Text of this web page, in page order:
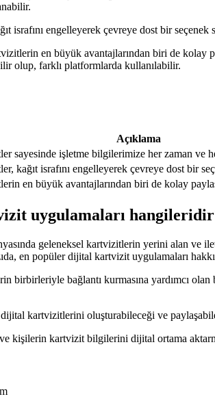
israfını engelleyerek çevreye dost bir
en büyük avantajlarından biri de kolay
olup, farklı platformlarda kullanılabilir.
Açıklama
sayesinde işletme bilgilerimize her zaman ve
kağıt israfını engelleyerek çevreye dost bir
en büyük avantajlarından biri de kolay
uygulamaları
geleneksel kartvizitlerin yerini alan ve
en popüler dijital kartvizit uygulamaları
birbirleriyle bağlantı kurmasına yardımcı
dijital kartvizitlerini oluşturabileceği ve
kişilerin kartvizit bilgilerini dijital ortama